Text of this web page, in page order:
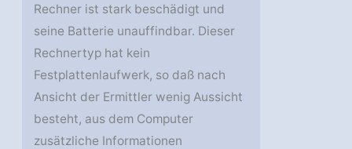
Rechner ist stark beschädigt und
seine Batterie unauffindbar. Dieser
Rechnertyp hat kein
Festplattenlaufwerk, so daß nach
Ansicht der Ermittler wenig Aussicht
besteht, aus dem Computer
zusätzliche Informationen